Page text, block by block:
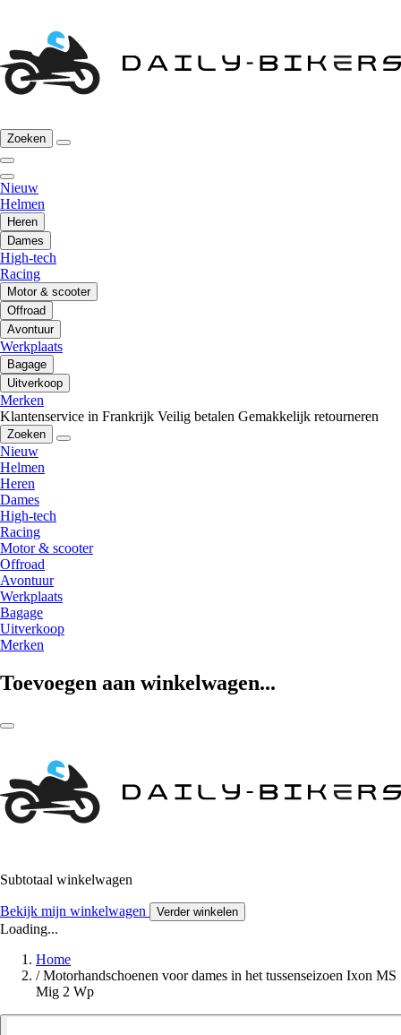
Zoeken
Nieuw
Helmen
Heren
Dames
High-tech
Racing
Motor & scooter
Offroad
Avontuur
Werkplaats
Bagage
Uitverkoop
Merken
Klantenservice in Frankrijk Veilig betalen Gemakkelijk retourneren
Zoeken
Nieuw
Helmen
Heren
Dames
High-tech
Racing
Motor & scooter
Offroad
Avontuur
Werkplaats
Bagage
Uitverkoop
Merken
Toevoegen aan winkelwagen...
Subtotaal winkelwagen
Bekijk mijn winkelwagen Verder winkelen
Loading...
Home
/ Motorhandschoenen voor dames in het tussenseizoen Ixon MS
Mig 2 Wp